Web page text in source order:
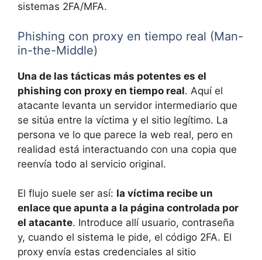
sistemas 2FA/MFA.
Phishing con proxy en tiempo real (Man-
in-the-Middle)
Una de las tácticas más potentes es el
phishing con proxy en tiempo real. Aquí el
atacante levanta un servidor intermediario que
se sitúa entre la víctima y el sitio legítimo. La
persona ve lo que parece la web real, pero en
realidad está interactuando con una copia que
reenvía todo al servicio original.
El flujo suele ser así: la víctima recibe un
enlace que apunta a la página controlada por
el atacante. Introduce allí usuario, contraseña
y, cuando el sistema le pide, el código 2FA. El
proxy envía estas credenciales al sitio